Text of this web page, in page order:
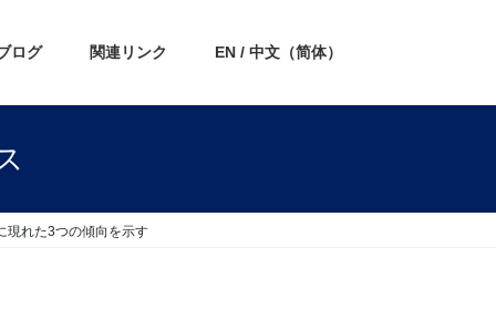
ログ 関連リンク EN / 中文（简体）
現れた3つの傾向を示す